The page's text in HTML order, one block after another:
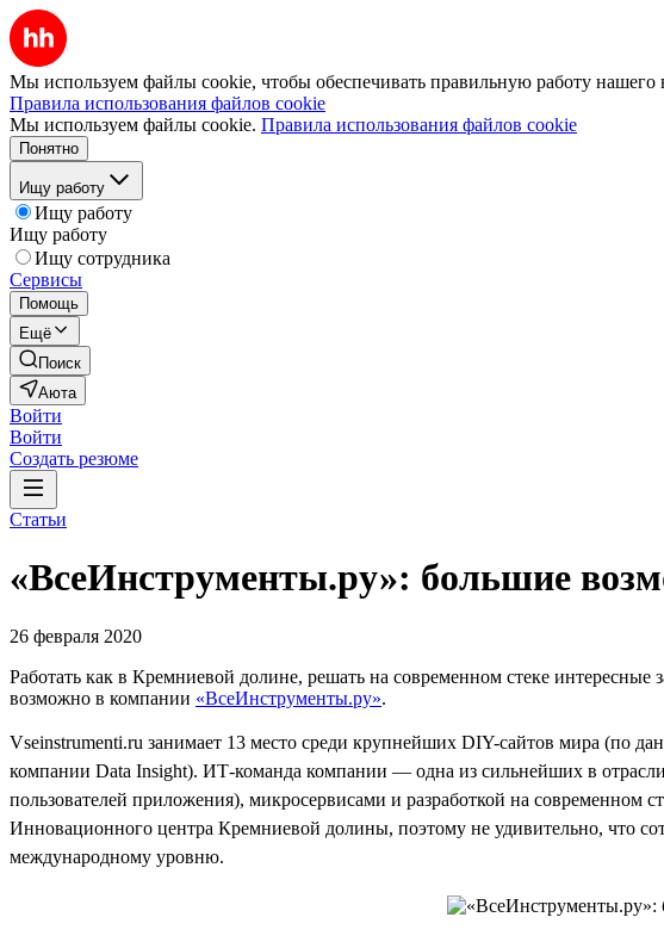
Мы используем файлы cookie, чтобы обеспечивать правильную работу нашего
Правила использования файлов cookie
Мы используем файлы cookie. Правила использования файлов cookie
Понятно
Ищу работу
Ищу работу
Ищу работу
Ищу сотрудника
Сервисы
Помощь
Ещё
Поиск
Аюта
Войти
Войти
Создать резюме
Статьи
«ВсеИнструменты.ру»: большие
26 февраля 2020
Работать как в Кремниевой долине, решать на современном стеке
возможно в компании «ВсеИнструменты.ру».
Vseinstrumenti.ru занимает 13 место среди крупнейших DIY-сайтов мира (по
компании Data Insight). ИТ-команда компании — одна из сильнейших в
пользователей приложения), микросервисами и разработкой на
Инновационного центра Кремниевой долины, поэтому не удивительно, что
международному уровню.